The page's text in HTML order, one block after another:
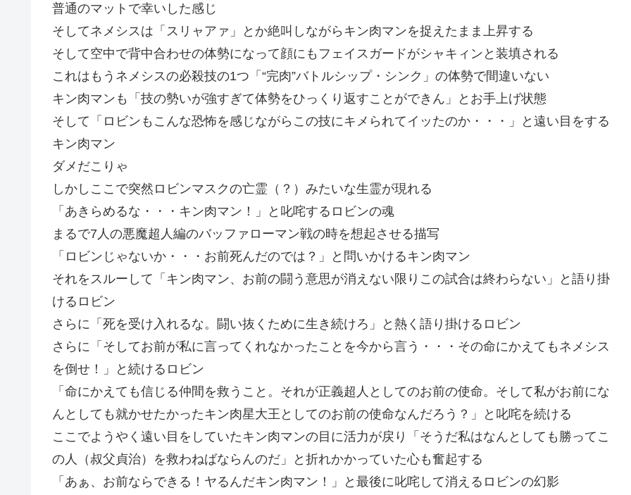
普通のマットで幸いした感じ
そしてネメシスは「スリャアァ」とか絶叫しながらキン肉マンを捉えたまま上昇する
そして空中で背中合わせの体勢になって顔にもフェイスガードがシャキィンと装填される
これはもうネメシスの必殺技の1つ「“完肉”バトルシップ・シンク」の体勢で間違いない
キン肉マンも「技の勢いが強すぎて体勢をひっくり返すことができん」とお手上げ状態
そして「ロビンもこんな恐怖を感じながらこの技にキメられてイッたのか・・・」と遠い目をする
キン肉マン
ダメだこりゃ
しかしここで突然ロビンマスクの亡霊（？）みたいな生霊が現れる
「あきらめるな・・・キン肉マン！」と叱咤するロビンの魂
まるで7人の悪魔超人編のバッファローマン戦の時を想起させる描写
「ロビンじゃないか・・・お前死んだのでは？」と問いかけるキン肉マン
それをスルーして「キン肉マン、お前の闘う意思が消えない限りこの試合は終わらない」と語り掛
けるロビン
さらに「死を受け入れるな。闘い抜くために生き続けろ」と熱く語り掛けるロビン
さらに「そしてお前が私に言ってくれなかったことを今から言う・・・その命にかえてもネメシス
を倒せ！」と続けるロビン
「命にかえても信じる仲間を救うこと。それが正義超人としてのお前の使命。そして私がお前にな
んとしても就かせたかったキン肉星大王としてのお前の使命なんだろう？」と叱咤を続ける
ここでようやく遠い目をしていたキン肉マンの目に活力が戻り「そうだ私はなんとしても勝ってこ
の人（叔父貞治）を救わねばならんのだ」と折れかかっていた心も奮起する
「あぁ、お前ならできる！ヤるんだキン肉マン！」と最後に叱咤して消えるロビンの幻影